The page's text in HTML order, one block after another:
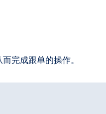
完成跟单的操作。